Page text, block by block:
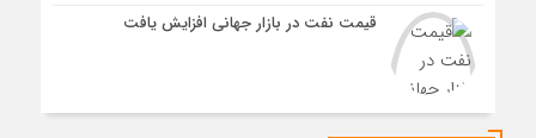
قیمت نفت در بازار جهانی افزایش یافت